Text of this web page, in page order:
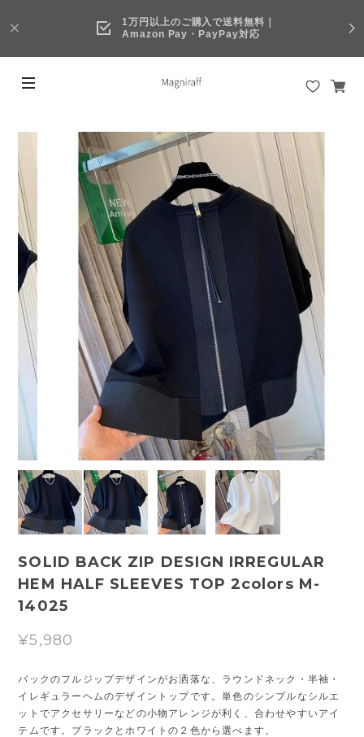
1万円以上のご購入で送料無料｜
Amazon Pay・PayPay対応
SOLID BACK ZIP DESIGN IRREGULAR
HEM HALF SLEEVES TOP 2colors M-
14025
¥5,980
バックのフルジップデザインがお洒落な、ラウンドネック・半袖・
イレギュラーヘムのデザイントップです。単色のシンプルなシルエ
ットでアクセサリーなどの小物アレンジが利く、合わせやすいアイ
テムです。ブラックとホワイトの２色から選べます。